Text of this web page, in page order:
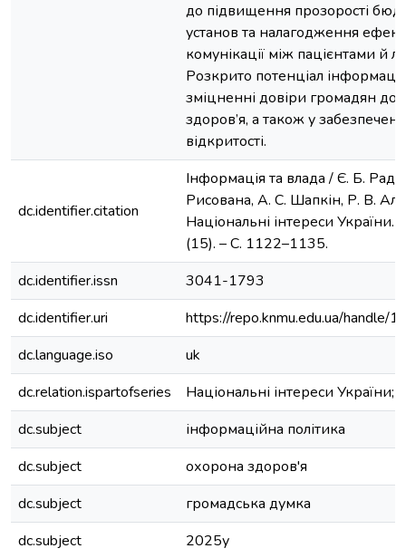
до підвищення прозорості
установ та налагодження
комунікації між пацієнтами й
Розкрито потенціал
зміцненні довіри громадян до
здоров’я, а також у забезпеченні
відкритості.
dc.identifier.citation
Інформація та влада / Є. Б.
Рисована, А. С. Шапкін, Р. В.
Національні інтереси
(15). – С. 1122–1135.
dc.identifier.issn
3041-1793
dc.identifier.uri
https://repo.knmu.edu.ua/
dc.language.iso
uk
dc.relation.ispartofseries
Національні інтереси
dc.subject
інформаційна політика
dc.subject
охорона здоров'я
dc.subject
громадська думка
dc.subject
2025у